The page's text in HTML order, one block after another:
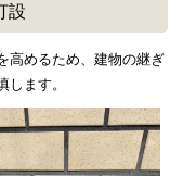
設
高めるため、建物の継ぎ
します。